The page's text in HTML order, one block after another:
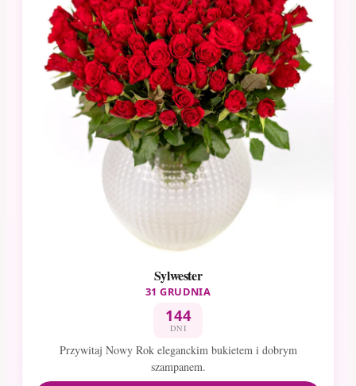
Sylwester
31 GRUDNIA
144
DNI
Przywitaj Nowy Rok eleganckim bukietem i dobrym
szampanem.